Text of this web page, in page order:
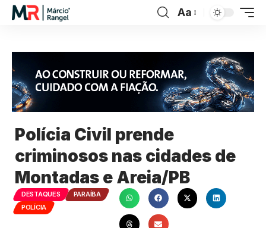
Aa
Polícia Civil prende
criminosos nas cidades de
Montadas e Areia/PB
DESTAQUES
PARAÍBA
POLÍCIA